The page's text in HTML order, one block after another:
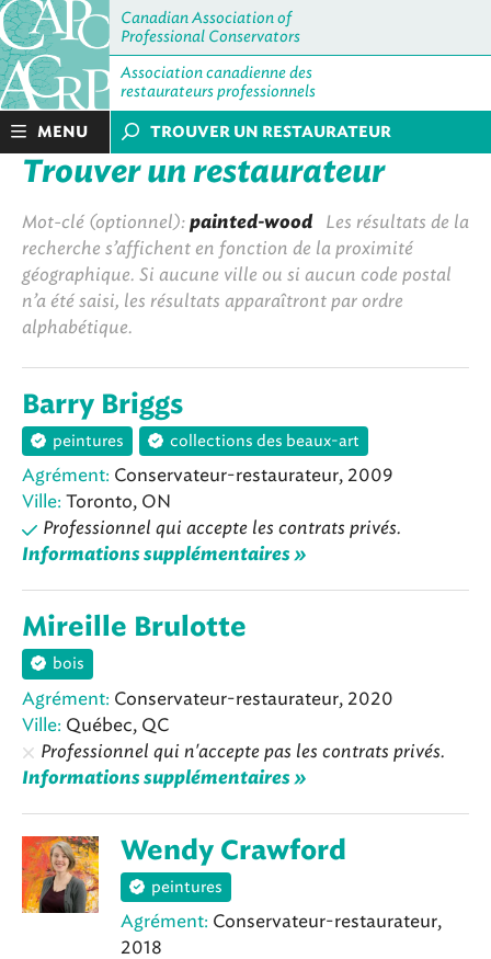
Canadian Association of
Professional Conservators
Association canadienne des
restaurateurs professionnels
MENU TROUVER UN RESTAURATEUR
Trouver un restaurateur
Mot-clé (optionnel): painted-woodLes résultats de la
recherche s’affichent en fonction de la proximité
géographique. Si aucune ville ou si aucun code postal
n’a été saisi, les résultats apparaîtront par ordre
alphabétique.
Barry Briggs
peintures collections des beaux-art
Agrément: Conservateur-restaurateur, 2009
Ville: Toronto, ON
Professionnel qui accepte les contrats privés.
Informations supplémentaires »
Mireille Brulotte
bois
Agrément: Conservateur-restaurateur, 2020
Ville: Québec, QC
Professionnel qui n'accepte pas les contrats privés.
Informations supplémentaires »
Wendy Crawford
peintures
Agrément: Conservateur-restaurateur,
2018